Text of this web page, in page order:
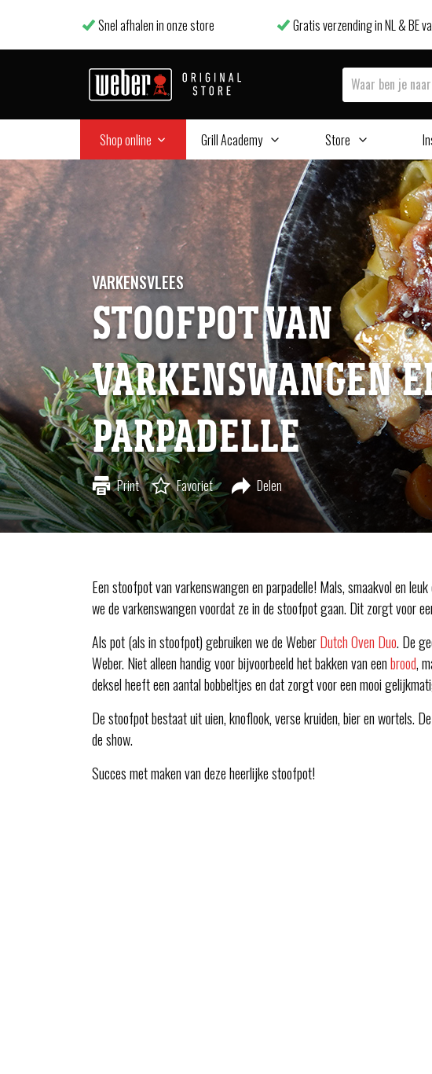
Snel afhalen in onze store Gratis verzending in NL & BE
Shop online Grill Academy Store
VARKENSVLEES
STOOFPOT VAN
VARKENSWANGEN
PARPADELLE
Print Favoriet Delen
Een stoofpot van varkenswangen en parpadelle! Mals, smaakvol en
we de varkenswangen voordat ze in de stoofpot gaan. Dit zorgt voor
Als pot (als in stoofpot) gebruiken we de WeberDutch Oven Duo. De
Weber. Niet alleen handig voor bijvoorbeeld het bakken van eenbrood,
deksel heeft een aantal bobbeltjes en dat zorgt voor een mooi
De stoofpot bestaat uit uien, knoflook, verse kruiden, bier en wortels.
de show.
Succes met maken van deze heerlijke stoofpot!